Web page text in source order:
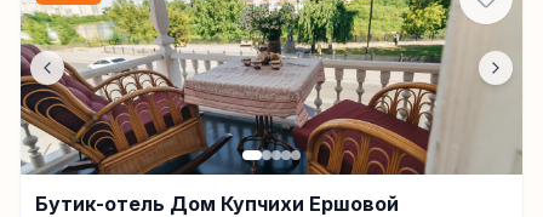
Бутик-отель Дом Купчихи Ершовой